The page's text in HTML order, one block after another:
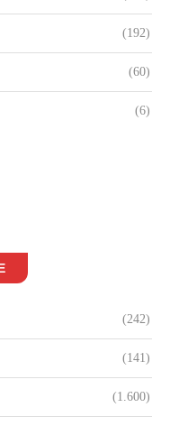
(192)
(60)
(6)
(242)
(141)
(1.600)